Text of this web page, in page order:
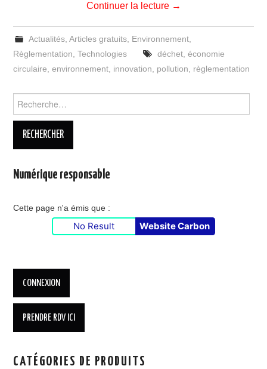
Continuer la lecture →
Actualités, Articles gratuits, Environnement,
Règlementation ,Technologies déchet, économie
circulaire ,environnement innovation pollution règlementation
Numérique responsable
Cette page n'a émis que :
No Result Website Carbon
CATÉGORIES DE PRODUITS